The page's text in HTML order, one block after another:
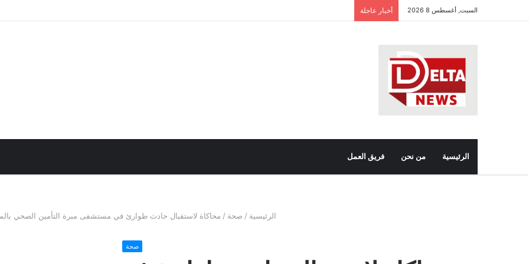
السبت, أغسطس 8 2026 أخبار عاجلة
الرئيسية من نحن فريق العمل
الرئيسية / صحة / محاكاة لاستقبال حادث طوارئ في مستشفى مبرة التأمين الصحي
صحة